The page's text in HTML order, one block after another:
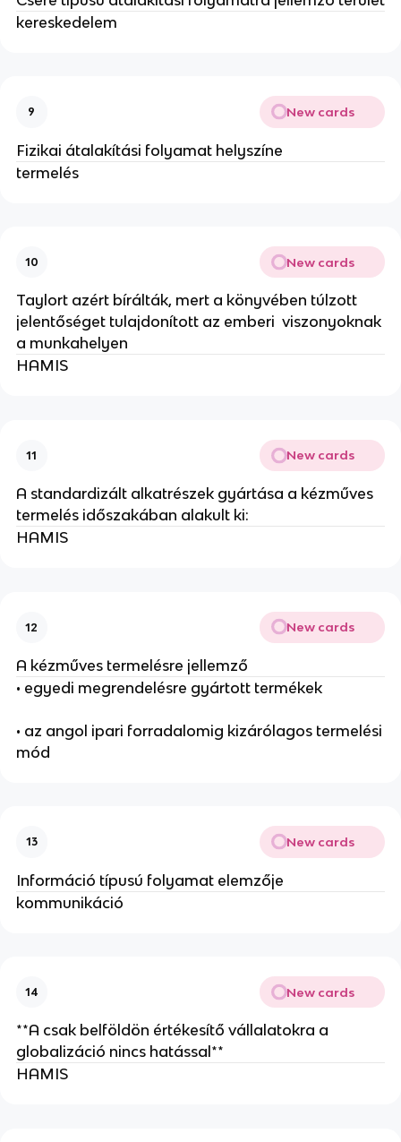
kereskedelem
9 New cards
Fizikai átalakítási folyamat helyszíne
termelés
10 New cards
Taylort azért bírálták, mert a könyvében túlzott
jelentőséget tulajdonított az emberi viszonyoknak
a munkahelyen
HAMIS
11 New cards
A standardizált alkatrészek gyártása a kézműves
termelés időszakában alakult ki:
HAMIS
12 New cards
A kézműves termelésre jellemző
• egyedi megrendelésre gyártott termékek
• az angol ipari forradalomig kizárólagos termelési
mód
13 New cards
Információ típusú folyamat elemzője
kommunikáció
14 New cards
**A csak belföldön értékesítő vállalatokra a
globalizáció nincs hatással**
HAMIS